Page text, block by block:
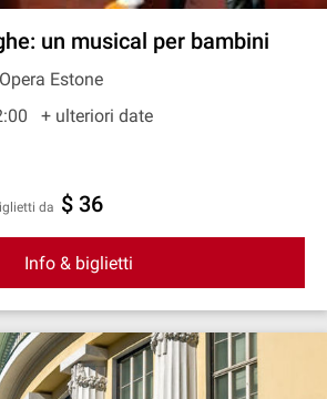
un musical per bambini
Estone
+ ulteriori date
Biglietti da $ 36
Info & biglietti